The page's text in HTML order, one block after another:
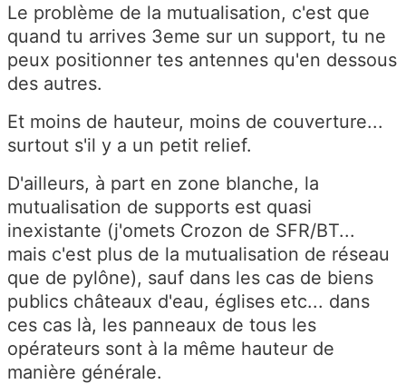
Le problème de la mutualisation, c'est que
quand tu arrives 3eme sur un support, tu ne
peux positionner tes antennes qu'en dessous
des autres.
Et moins de hauteur, moins de couverture...
surtout s'il y a un petit relief.
D'ailleurs, à part en zone blanche, la
mutualisation de supports est quasi
inexistante (j'omets Crozon de SFR/BT...
mais c'est plus de la mutualisation de réseau
que de pylône), sauf dans les cas de biens
publics châteaux d'eau, églises etc... dans
ces cas là, les panneaux de tous les
opérateurs sont à la même hauteur de
manière générale.